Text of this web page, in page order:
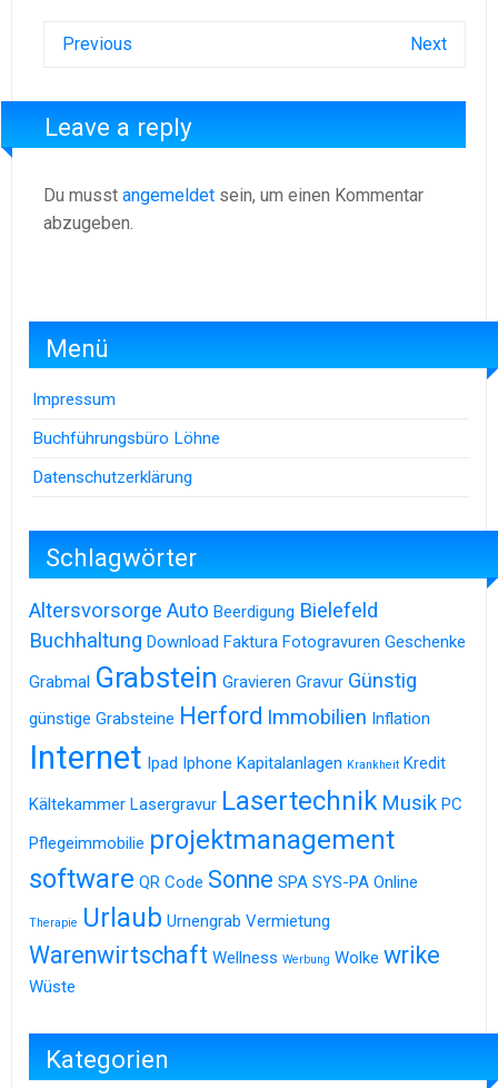
Previous Next
Leave a reply
Du musst angemeldet sein, um einen Kommentar
abzugeben.
Menü
Impressum
Buchführungsbüro Löhne
Datenschutzerklärung
Schlagwörter
Altersvorsorge Auto Beerdigung Bielefeld
Buchhaltung Download Faktura Fotogravuren Geschenke
Grabmal Grabstein Gravieren Gravur Günstig
günstige Grabsteine Herford Immobilien Inflation
Internet Ipad Iphone Kapitalanlagen Krankheit Kredit
Kältekammer Lasergravur Lasertechnik Musik PC
Pflegeimmobilie projektmanagement
software QR Code Sonne SPA SYS-PA Online
Therapie Urlaub Urnengrab Vermietung
Warenwirtschaft Wellness Werbung Wolke wrike
Wüste
Kategorien